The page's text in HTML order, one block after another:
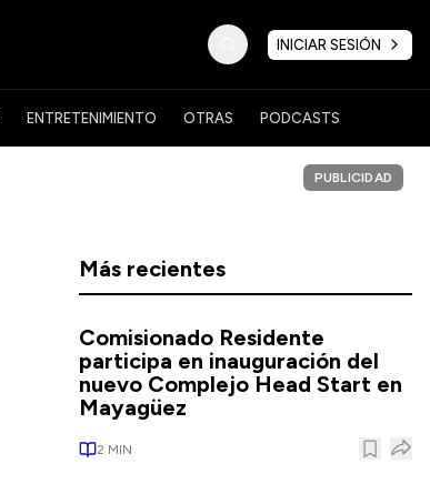
INICIAR SESIÓN
ENTRETENIMIENTO OTRAS PODCASTS
PUBLICIDAD
Más recientes
Comisionado Residente
participa en inauguración del
nuevo Complejo Head Start en
Mayagüez
2 MIN